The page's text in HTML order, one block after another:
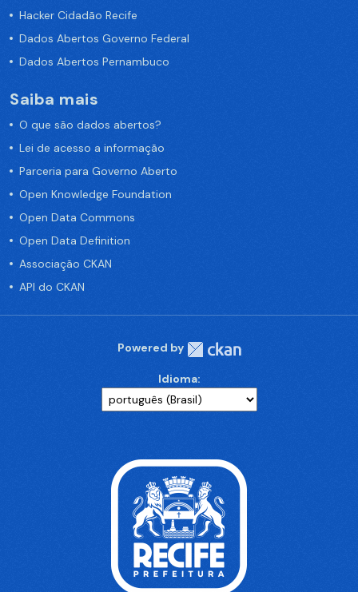
Hacker Cidadão Recife
Dados Abertos Governo Federal
Dados Abertos Pernambuco
Saiba mais
O que são dados abertos?
Lei de acesso a informação
Parceria para Governo Aberto
Open Knowledge Foundation
Open Data Commons
Open Data Definition
Associação CKAN
API do CKAN
Powered by
Idioma